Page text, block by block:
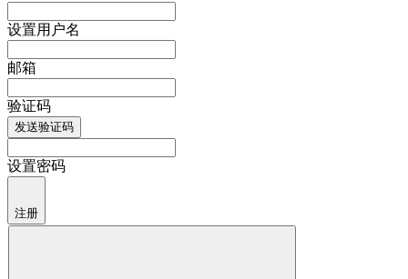
设置用户名
邮箱
验证码
发送验证码
设置密码
注册